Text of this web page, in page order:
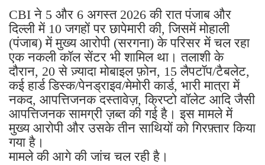
CBI ने 5 और 6 अगस्त 2026 की रात पंजाब और
दिल्ली में 10 जगहों पर छापेमारी की, जिसमें मोहाली
(पंजाब) में मुख्य आरोपी (सरगना) के परिसर में चल रहा
एक नकली कॉल सेंटर भी शामिल था। तलाशी के
दौरान, 20 से ज़्यादा मोबाइल फ़ोन, 15 लैपटॉप/टैबलेट,
कई हार्ड डिस्क/पेनड्राइव/मेमोरी कार्ड, भारी मात्रा में
नकद, आपत्तिजनक दस्तावेज़, क्रिप्टो वॉलेट आदि जैसी
आपत्तिजनक सामग्री ज़ब्त की गई है। इस मामले में
मुख्य आरोपी और उसके तीन साथियों को गिरफ़्तार किया
गया है।
मामले की आगे की जांच चल रही है।